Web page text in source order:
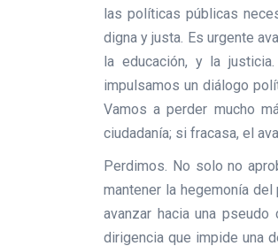
las políticas públicas
digna y justa. Es urgente
la educación, y la
impulsamos un diálogo
Vamos a perder mucho
ciudadanía; si fracasa, el
Perdimos. No solo no
mantener la hegemonía
avanzar hacia una
dirigencia que impide una